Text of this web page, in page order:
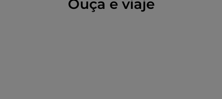
Ouça e viaje